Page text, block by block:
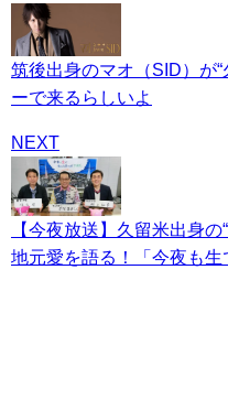
筑後出身のマオ（SID）が
ーで来るらしいよ
NEXT
【今夜放送】久留米出身
地元愛を語る！「今夜も生